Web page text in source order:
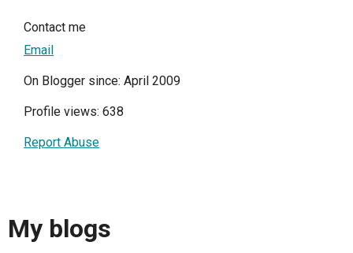
Contact me
Email
On Blogger since: April 2009
Profile views: 638
Report Abuse
My blogs